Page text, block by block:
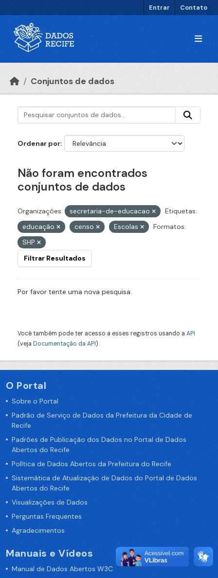
Entrar Contato
Conjuntos de dados
Ordenar por
Não foram encontrados
conjuntos de dados
Organizações: secretaria-de-educacao
Etiquetas:
educação
censo Escolas
Formatos:
SHP
Filtrar Resultados
Por favor tente uma nova pesquisa.
Você também pode ter acesso a esses registros usando a API
(veja Documentação da API).
O Portal
Sobre o Portal
Padrão de Serviço de Dados da Prefeitura da Cidade de
Recife
Padrões de Publicação dos Dados no Portal de Dados
Abertos do Recife
Política de Dados Abertos da Prefeitura do Recife
Sistemática de Atualização de Dados do Portal de Dados
Abertos do Recife
Visualizações de Dados
Perguntas Frequentes
Agradecimentos
Manuais e Vídeos
Manual de Dados Abertos W3C